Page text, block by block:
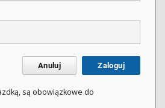
Anuluj Zaloguj
są obowiązkowe do